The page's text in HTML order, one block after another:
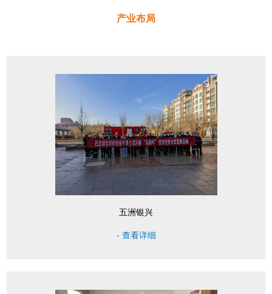
产业布局
五洲银兴
- 查看详细